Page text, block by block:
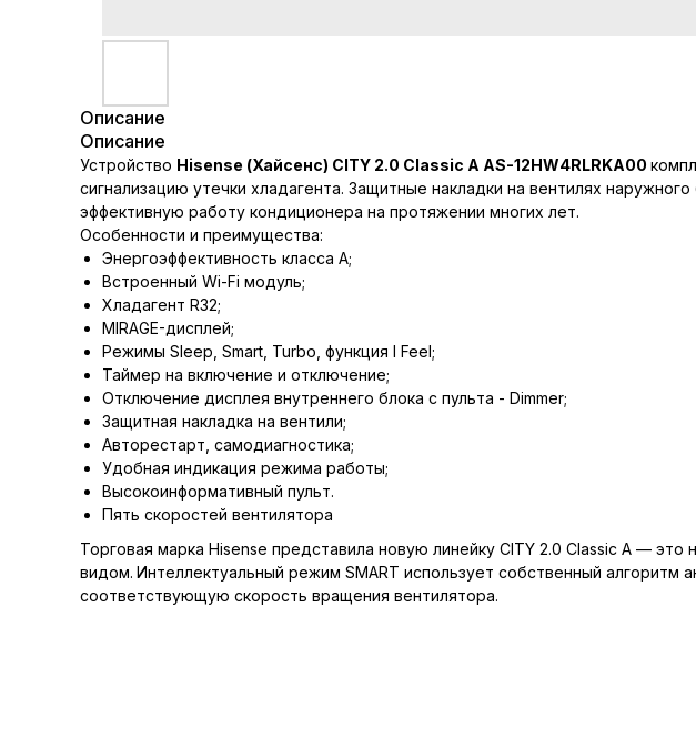
Описание
Описание
Устройство Hisense (Хайсенс) CITY 2.0 Classic A AS-12HW4RLRKA00
сигнализацию утечки хладагента. Защитные накладки на вентилях
эффективную работу кондиционера на протяжении многих лет.
Особенности и преимущества:
Энергоэффективность класса А;
Встроенный Wi-Fi модуль;
Хладагент R32;
MIRAGE-дисплей;
Режимы Sleep, Smart, Turbo, функция I Feel;
Таймер на включение и отключение;
Отключение дисплея внутреннего блока с пульта - Dimmer;
Защитная накладка на вентили;
Авторестарт, самодиагностика;
Удобная индикация режима работы;
Высокоинформативный пульт.
Пять скоростей вентилятора
Торговая марка Hisense представила новую линейку CITY 2.0 Classic A —
видом. Интеллектуальный режим SMART использует собственный
соответствующую скорость вращения вентилятора.